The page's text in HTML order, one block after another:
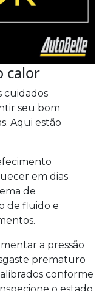
calor
cuidados
seu bom
Aqui estão
em dias
de
de fluido e
a pressão
prematuro
conforme